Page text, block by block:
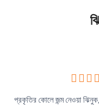
প্রকৃতির কোলে জন্ম নেওয়া